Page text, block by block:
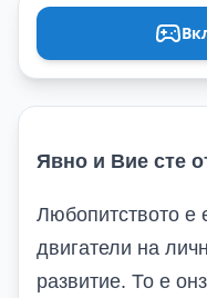
Явно и Вие сте
Любопитството е
двигатели на
развитие. То е